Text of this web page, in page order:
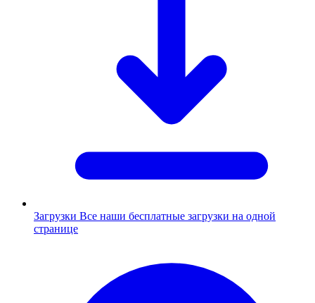
Загрузки Все наши бесплатные загрузки на одной
странице